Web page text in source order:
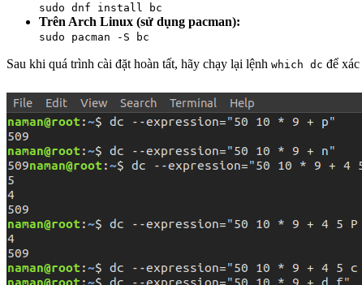
sudo dnf install bc
Trên Arch Linux (sử dụng pacman):
sudo pacman -S bc
Sau khi quá trình cài đặt hoàn tất, hãy chạy lại lệnh which dc để